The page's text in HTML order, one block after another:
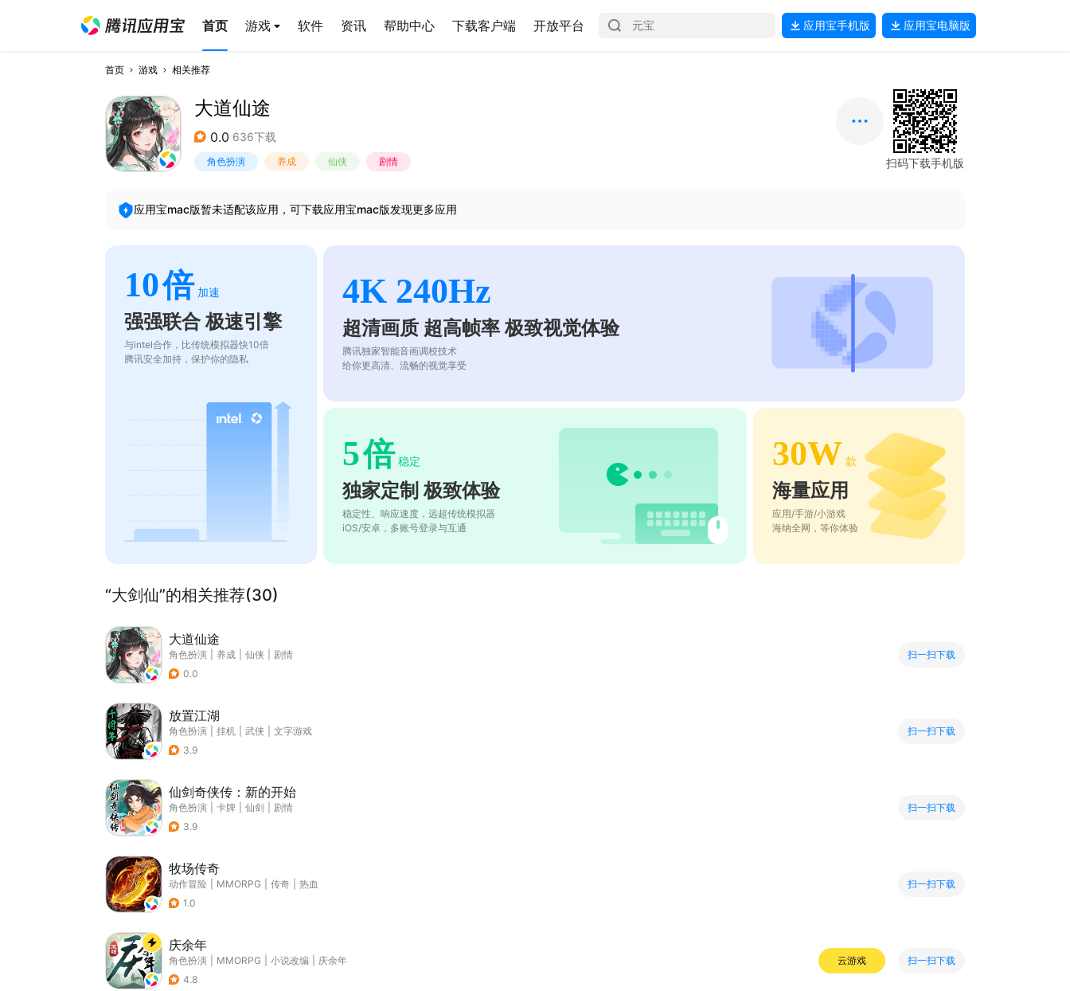
首页 游戏 软件 资讯 帮助中心 下载客户端 开放平台 应用宝手机版 应用宝电脑版
首页 游戏 相关推荐
大道仙途
0.0 636下载
角色扮演 养成 仙侠 剧情 扫码下载手机版
应用宝mac版暂未适配该应用，可下载应用宝mac版发现更多应用
10倍 加速
强强联合 极速引擎
与intel合作，比传统模拟器快10倍
腾讯安全加持，保护你的隐私
4K 240Hz
超清画质 超高帧率 极致视觉体验
腾讯独家智能音画调校技术
给你更高清、流畅的视觉享受
5倍 稳定
独家定制 极致体验
稳定性、响应速度，远超传统模拟器
iOS/安卓，多账号登录与互通
30W 款
海量应用
应用/手游/小游戏
海纳全网，等你体验
“大剑仙”的相关推荐(30)
大道仙途
角色扮演 养成 仙侠
剧情
0.0
扫一扫下载
放置江湖
角色扮演 挂机 武侠
文字游戏
3.9
扫一扫下载
仙剑奇侠传：新的开始
角色扮演 卡牌 仙剑
剧情
3.9
扫一扫下载
牧场传奇
动作冒险 MMORPG 传奇
热血
1.0
扫一扫下载
庆余年
角色扮演 MMORPG 小说改编
庆余年
4.8
云游戏 扫一扫下载